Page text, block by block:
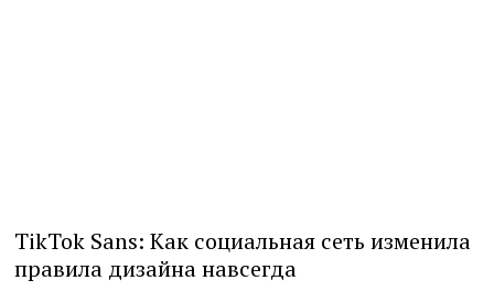
TikTok Sans: Как социальная сеть изменила
правила дизайна навсегда